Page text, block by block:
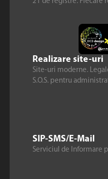
Realizare site-uri
Site-uri moderne.
S.O.S. pentru
SIP-SMS/E-Mail
Serviciul de Informare